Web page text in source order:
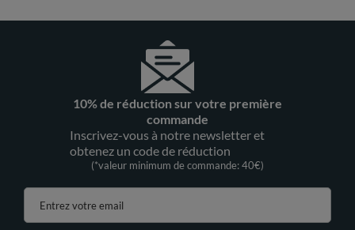
10% de réduction sur votre première
commande
Inscrivez-vous à notre newsletter et
obtenez un code de réduction
(*valeur minimum de commande: 40€)
Entrez votre email